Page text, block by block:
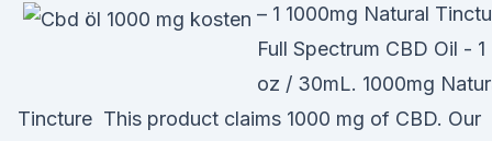
– 1 1000mg Natural
Full Spectrum CBD Oil - 1
oz / 30mL. 1000mg
Tincture This product claims 1000 mg of CBD. Our